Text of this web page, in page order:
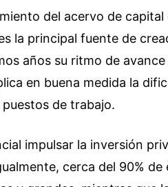
del acervo de
la principal fuente de
años su ritmo de
en buena medida la
puestos de trabajo.
impulsar la inversión
cerca del 90%